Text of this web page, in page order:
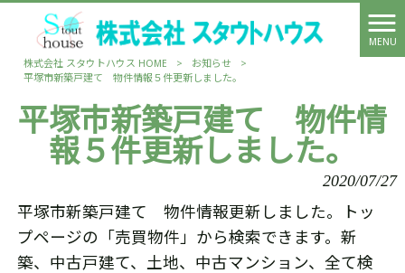
MENU
株式会社 スタウトハウス HOME
> お知らせ
>
平塚市新築戸建て 物件情報５件更新しました。
平塚市新築戸建て 物件情
報５件更新しました。
2020/07/27
平塚市新築戸建て 物件情報更新しました。トッ
プページの「売買物件」から検索できます。新
築、中古戸建て、土地、中古マンション、全て検